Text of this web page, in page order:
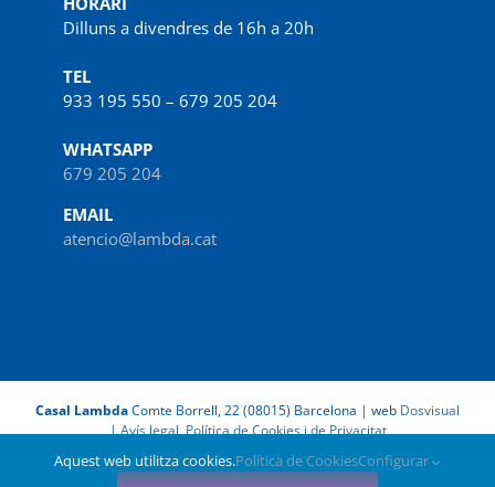
Dilluns a divendres de 16h a 20h
TEL
933 195 550 – 679 205 204
WHATSAPP
679 205 204
EMAIL
atencio@lambda.cat
Casal LambdaComte Borrell, 22 (08015) Barcelona | web Dosvisual
|Avís legal, Política de Cookies i de Privacitat
Aquest web utilitza cookies.Política de CookiesConfigurar